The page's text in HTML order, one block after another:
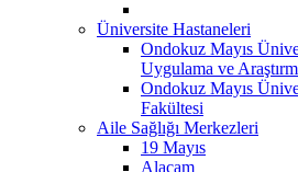
Üniversite Hastaneleri
Ondokuz Mayıs
Uygulama ve
Ondokuz Mayıs
Fakültesi
Aile Sağlığı Merkezleri
19 Mayıs
Alaçam